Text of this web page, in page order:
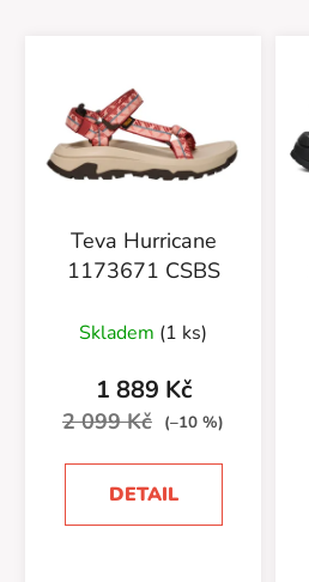
Teva Hurricane
1173671 CSBS
Skladem (1 ks)
1 889 Kč
2 099 Kč (–10 %)
DETAIL